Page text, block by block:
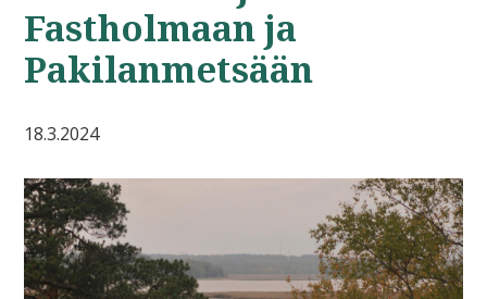
Fastholmaan ja
Pakilanmetsään
18.3.2024